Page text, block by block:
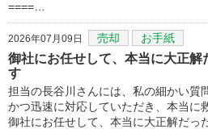
====…
2026年07月09日 売却 お手紙
御社にお任せして、本当に大正解
す
担当の長谷川さんには、私の細かい質
かつ迅速に対応していただき、本当に
御社にお任せして、本当に大正解だっ